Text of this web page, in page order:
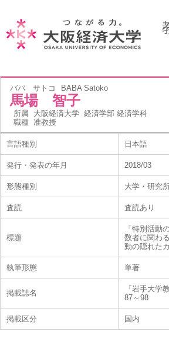
ババ サトコ BABA Satoko
馬場 智子
所属 大阪経済大学 経済学部 経済学科
職種 准教授
言語種別 日本語
発行・発表の年月 2018/03
形態種別 大学・研究
査読 査読あり
標題
「特別活動
数者に関わ
動の隠れた
執筆形態 単著
掲載誌名
『岩手大学
87～98
掲載区分 国内